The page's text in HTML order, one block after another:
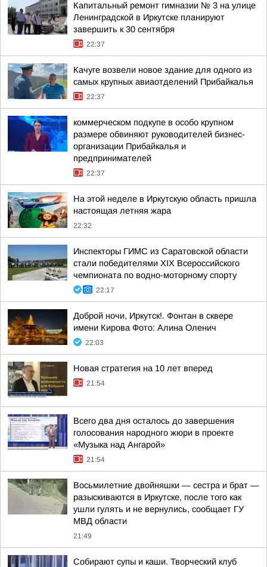
Капитальный ремонт гимназии № 3 на улице
Ленинградской в Иркутске планируют
завершить к 30 сентября
22:37
Качуге возвели новое здание для одного из
самых крупных авиаотделений Прибайкалья
22:37
коммерческом подкупе в особо крупном
размере обвиняют руководителей бизнес-
организации Прибайкалья и
предпринимателей
22:37
На этой неделе в Иркутскую область пришла
настоящая летняя жара
22:32
Инспекторы ГИМС из Саратовской области
стали победителями XIX Всероссийского
чемпионата по водно-моторному спорту
22:17
Доброй ночи, Иркутск!. Фонтан в сквере
имени Кирова Фото: Алина Оленич
22:03
Новая стратегия на 10 лет вперед
21:54
Всего два дня осталось до завершения
голосования народного жюри в проекте
«Музыка над Ангарой»
21:54
Восьмилетние двойняшки — сестра и брат —
разыскиваются в Иркутске, после того как
ушли гулять и не вернулись, сообщает ГУ
МВД области
21:49
Собирают супы и каши. Творческий клуб